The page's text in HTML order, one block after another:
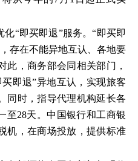
化“即买即退”服务。“即买即
存在不能异地互认、各地要
此，商务部会同相关部门，
即退”异地互认，实现旅客
同时，指导代理机构延长各
至28天。中国银行和工商银
机，在商场投放，提供标准